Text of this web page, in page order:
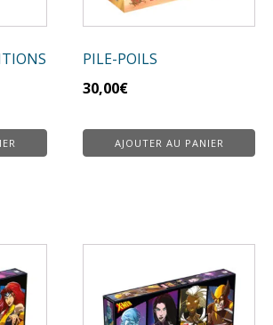
PILE-POILS
30,00€
AJOUTER AU PANIER